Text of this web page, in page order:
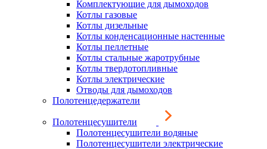
Комплектующие для дымоходов
Котлы газовые
Котлы дизельные
Котлы конденсационные настенные
Котлы пеллетные
Котлы стальные жаротрубные
Котлы твердотопливные
Котлы электрические
Отводы для дымоходов
Полотенцедержатели
Полотенцесушители
Полотенцесушители водяные
Полотенцесушители электрические